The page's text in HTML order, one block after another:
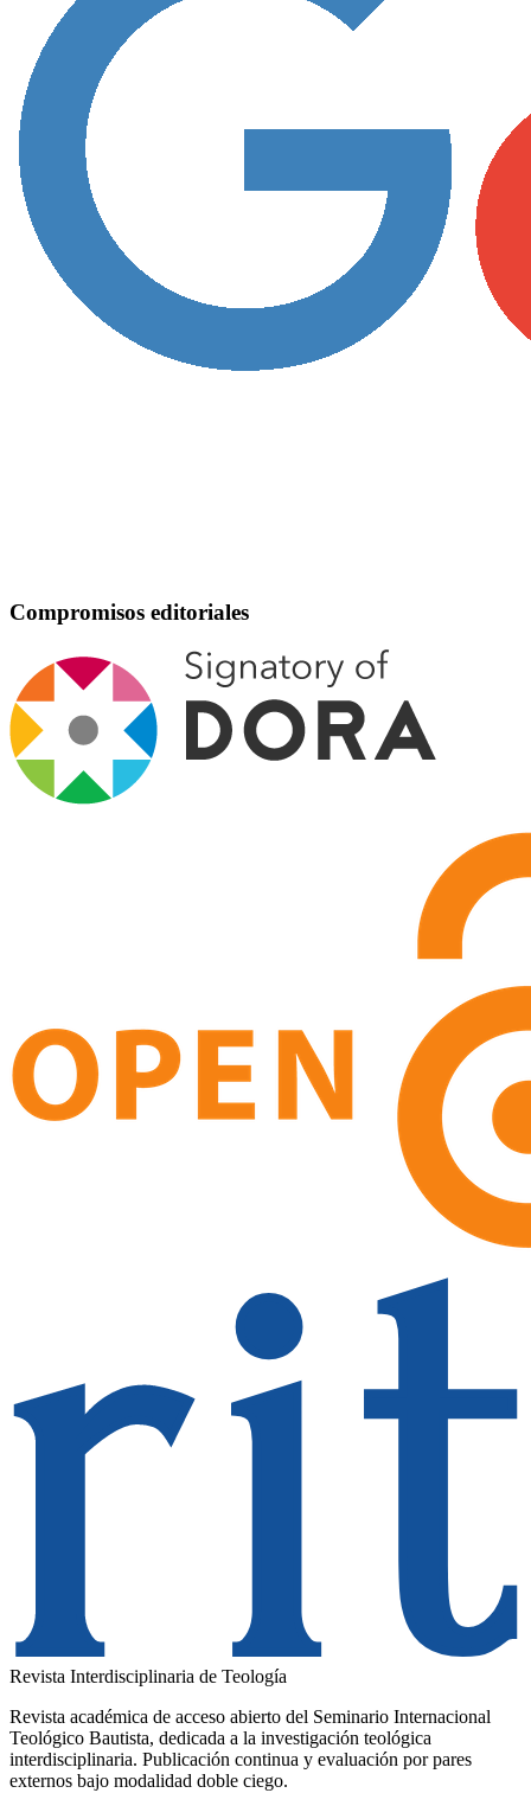
Compromisos editoriales
Revista Interdisciplinaria de Teología
Revista académica de acceso abierto del Seminario Internacional
Teológico Bautista, dedicada a la investigación teológica
interdisciplinaria. Publicación continua y evaluación por pares
externos bajo modalidad doble ciego.